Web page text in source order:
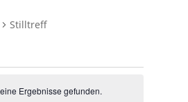
Stilltreff
Ergebnisse gefunden.